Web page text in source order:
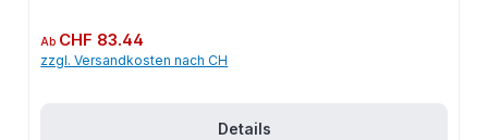
Regulärer Preis:
Ab CHF 83.44
zzgl. Versandkosten nach CH
Details